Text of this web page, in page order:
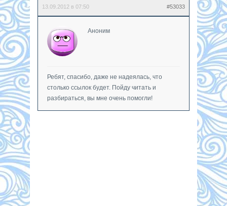
13.09.2012 в 07:50 #53033
Аноним
Ребят, спасибо, даже не надеялась, что
столько ссылок будет. Пойду читать и
разбираться, вы мне очень помогли!